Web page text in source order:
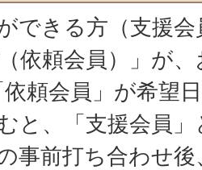
できる方（支援
依頼会員）」が
頼会員」が希望
と、「支援会員
事前打ち合わせ